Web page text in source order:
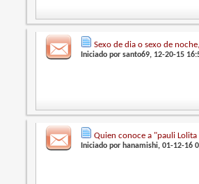
Sexo de dia o sexo de
Iniciado porsanto69, 12-20-15
Quien conoce a "pauli
Iniciado por hanamishi, 01-12-16